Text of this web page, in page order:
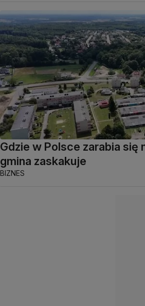
Gdzie w Polsce zarabia się
gmina zaskakuje
BIZNES